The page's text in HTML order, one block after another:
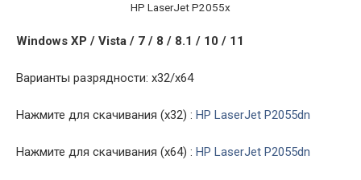
HP LaserJet P2055x
Windows XP / Vista / 7 / 8 / 8.1 / 10 / 11
Варианты разрядности: x32/x64
Нажмите для скачивания (x32) : HP LaserJet P2055dn
Нажмите для скачивания (x64) : HP LaserJet P2055dn